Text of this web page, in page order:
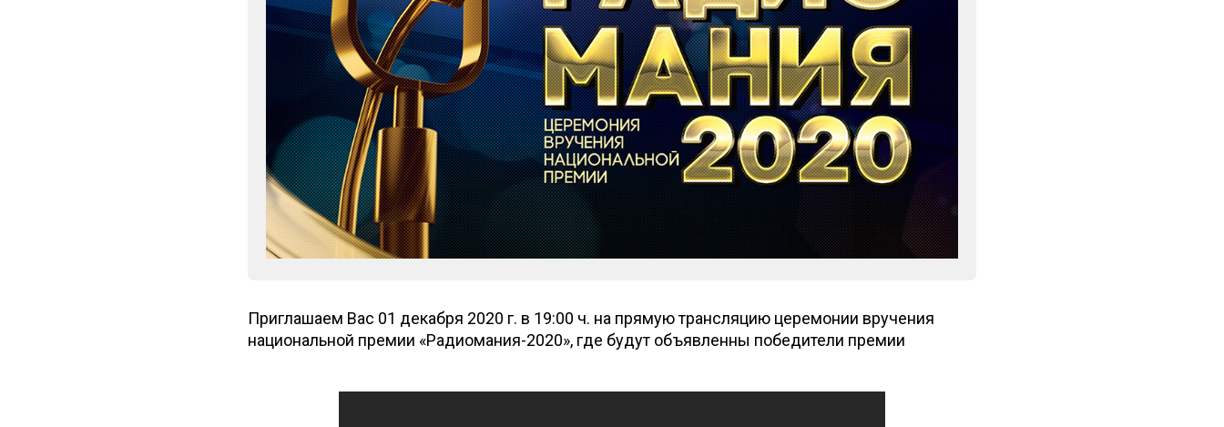
Приглашаем Вас 01 декабря 2020 г. в 19:00 ч. на прямую трансляцию церемонии вручения
национальной премии «Радиомания-2020», где будут объявленны победители премии